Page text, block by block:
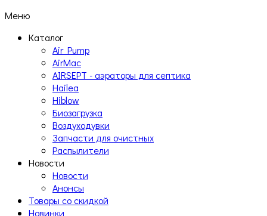
Меню
Каталог
Air Pump
AirMac
AIRSEPT - аэраторы для септика
Hailea
Hiblow
Биозагрузка
Воздуходувки
Запчасти для очистных
Распылители
Новости
Новости
Анонсы
Товары со скидкой
Новинки